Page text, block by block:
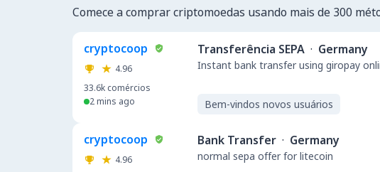
Comece a comprar criptomoedas usando mais de 300
cryptocoop
4.96
33.6k comércios
2 mins ago
Transferência SEPA · Germany
Instant bank transfer using giropay
Bem-vindos novos usuários
cryptocoop
4.96
Bank Transfer · Germany
normal sepa offer for litecoin